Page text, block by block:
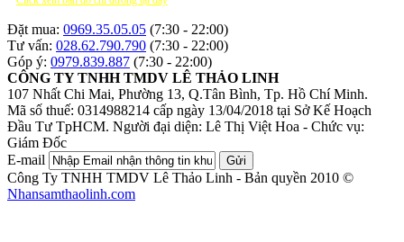
Đặt mua: 0969.35.05.05 (7:30 - 22:00)
Tư vấn: 028.62.790.790 (7:30 - 22:00)
Góp ý: 0979.839.887 (7:30 - 22:00)
CÔNG TY TNHH TMDV LÊ THẢO LINH
107 Nhất Chi Mai, Phường 13, Q.Tân Bình, Tp. Hồ Chí Minh.
Mã số thuế: 0314988214 cấp ngày 13/04/2018 tại Sở Kế Hoạch
Đầu Tư TpHCM. Người đại diện: Lê Thị Việt Hoa - Chức vụ:
Giám Đốc
E-mail
Gửi
Công Ty TNHH TMDV Lê Thảo Linh - Bản quyền 2010 ©
Nhansamthaolinh.com